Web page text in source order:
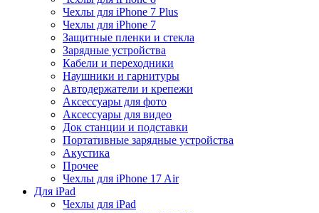
Чехлы для iPhone 7 Plus
Чехлы для iPhone 7
Защитные пленки и стекла
Зарядные устройства
Кабели и переходники
Наушники и гарнитуры
Автодержатели и крепежи
Аксессуары для фото
Аксессуары для видео
Док станции и подставки
Портативные зарядные устройства
Акустика
Прочее
Чехлы для iPhone 17 Air
Для iPad
Чехлы для iPad